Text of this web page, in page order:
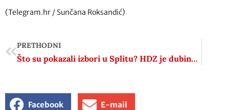
(Telegram.hr / Sunčana Roksandić)
PRETHODNI
Što su pokazali izbori u Splitu? HDZ je dubinski poražen, a Puljak i dalje nije dao odgovor na važno pitanje
Facebook E-mail